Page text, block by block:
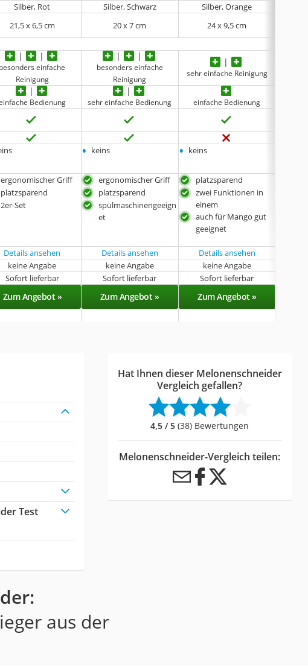
Silber, Rot Silber, Schwarz
Silber, Orange
21,5 x 6,5 cm 20 x 7 cm 24 x 9,5 cm
besonders einfache
Reinigung
besonders einfache
Reinigung
sehr einfache Reinigung
Bedienung sehr einfache Bedienung einfache Bedienung
• keins • keins
ergonomischer Griff
platzsparend
2er-Set
ergonomischer Griff
platzsparend
spülmaschinengeeign
et
platzsparend
zwei Funktionen in
einem
auch für Mango gut
geeignet
Details ansehen Details ansehen
Details ansehen
keine Angabe keine Angabe keine Angabe
Sofort lieferbar Sofort lieferbar Sofort lieferbar
Zum Angebot » Zum Angebot » Zum Angebot »
Test
Hat Ihnen dieser Melonenschneider
Vergleich gefallen?
4,5 / 5 (38) Bewertungen
Melonenschneider-Vergleich teilen:
aus der